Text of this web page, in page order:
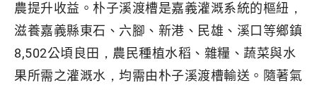
農提升收益。朴子溪渡槽是嘉義灌溉系統的樞紐，
滋養嘉義縣東石、六腳、新港、民雄、溪口等鄉鎮
8,502公頃良田，農民種植水稻、雜糧、蔬菜與水
果所需之灌溉水，均需由朴子溪渡槽輸送。隨著氣